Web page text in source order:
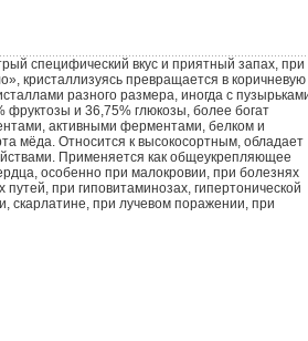
специфический вкус и приятный запах, при
кристаллизуясь превращается в коричневую
разного размера, иногда с
фруктозы и 36,75% глюкозы, более богат
активными ферментами, белком и
мёда. Относится к высокосортным, обладает
Применяется как общеукрепляющее
особенно при малокровии, при болезнях
при гиповитаминозах, гипертонической
скарлатине, при лучевом поражении, при